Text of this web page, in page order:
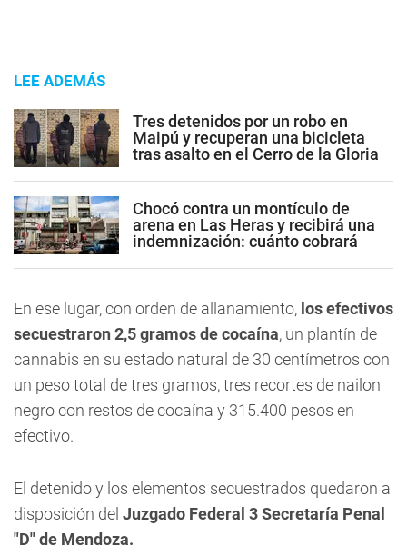
LEE ADEMÁS
Tres detenidos por un robo en
Maipú y recuperan una bicicleta
tras asalto en el Cerro de la Gloria
Chocó contra un montículo de
arena en Las Heras y recibirá una
indemnización: cuánto cobrará
En ese lugar, con orden de allanamiento, los efectivos
secuestraron 2,5 gramos de cocaína, un plantín de
cannabis en su estado natural de 30 centímetros con
un peso total de tres gramos, tres recortes de nailon
negro con restos de cocaína y 315.400 pesos en
efectivo.
El detenido y los elementos secuestrados quedaron a
disposición del Juzgado Federal 3 Secretaría Penal
"D" de Mendoza.